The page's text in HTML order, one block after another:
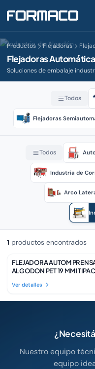
Productos Flejadoras
Flejadoras
Soluciones de embalaje
Todos
Flejadoras
Todos
Industria de
Arco
1 productos encontrados
Disponible
FLEJADORA AUTOM
ALGODON PET 19 MM
Ver detalles
Nuestro equipo
equipo